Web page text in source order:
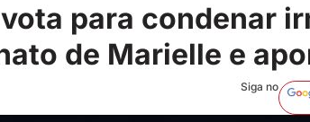
para condenar
de Marielle e
Siga no